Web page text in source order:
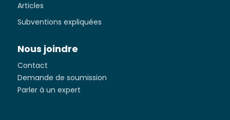
Articles
Subventions expliquées
Nous joindre
Contact
Demande de soumission
Parler à un expert